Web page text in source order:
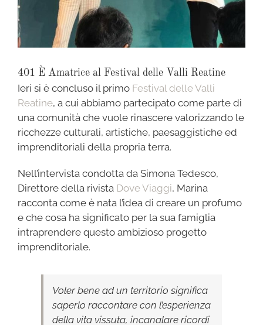
401 È Amatrice al Festival delle Valli Reatine
Ieri si è concluso il primo Festival delle Valli
Reatine, a cui abbiamo partecipato come parte di
una comunità che vuole rinascere valorizzando le
ricchezze culturali, artistiche, paesaggistiche ed
imprenditoriali della propria terra.
Nell’intervista condotta da Simona Tedesco,
Direttore della rivista Dove Viaggi, Marina
racconta come è nata l’idea di creare un profumo
e che cosa ha significato per la sua famiglia
intraprendere questo ambizioso progetto
imprenditoriale.
Voler bene ad un territorio significa
saperlo raccontare con l’esperienza
della vita vissuta, incanalare ricordi